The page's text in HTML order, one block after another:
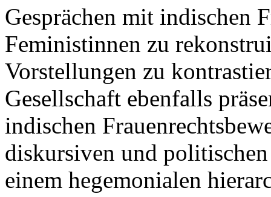
Gesprächen mit indischen
Feministinnen zu
Vorstellungen zu
Gesellschaft ebenfalls
indischen
diskursiven und
einem hegemonialen